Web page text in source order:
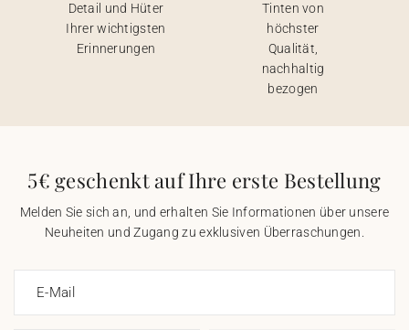
Detail und Hüter
Ihrer wichtigsten
Erinnerungen
Tinten von
höchster
Qualität,
nachhaltig
bezogen
5€ geschenkt auf Ihre erste Bestellung
Melden Sie sich an, und erhalten Sie Informationen über unsere
Neuheiten und Zugang zu exklusiven Überraschungen.
E-Mail